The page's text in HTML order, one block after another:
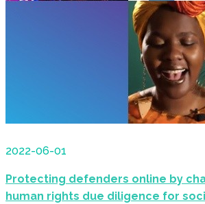
2022-06-01
Protecting defenders online by
human rights due diligence for